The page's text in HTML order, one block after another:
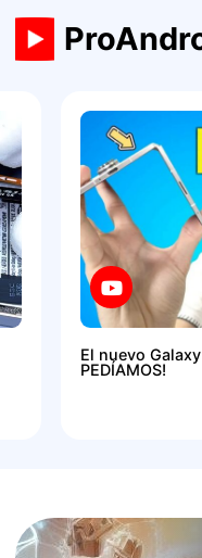
El nuevo
PEDÍAMOS!